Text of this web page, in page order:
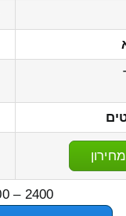
2400 – 1800 ₪